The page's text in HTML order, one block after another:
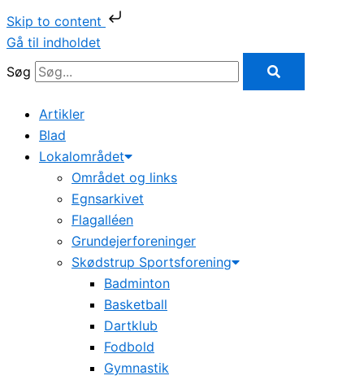
Skip to content
Gå til indholdet
Søg
Artikler
Blad
Lokalområdet
Området og links
Egnsarkivet
Flagalléen
Grundejerforeninger
Skødstrup Sportsforening
Badminton
Basketball
Dartklub
Fodbold
Gymnastik